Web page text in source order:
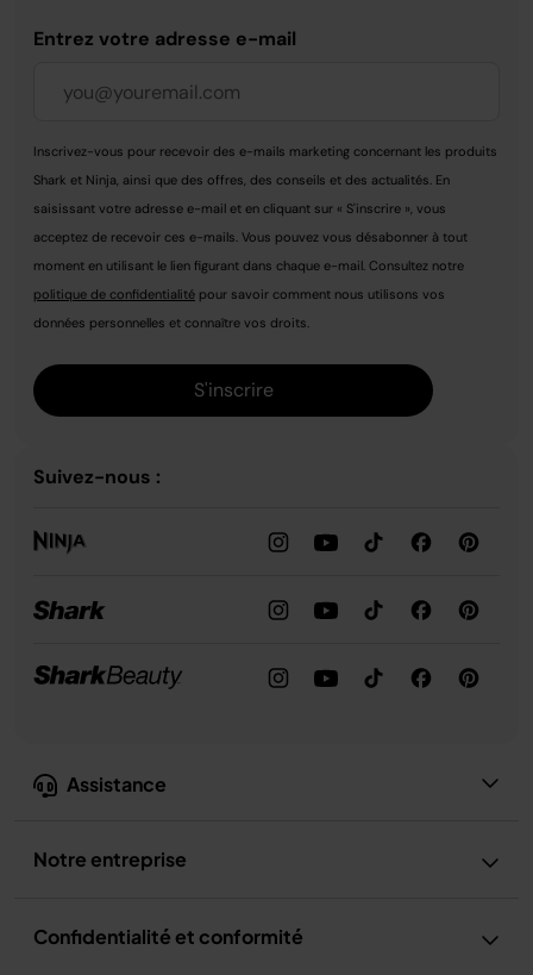
Assistance
Notre entreprise
Confidentialité et conformité
Entrez votre adresse e-mail
Inscrivez-vous pour recevoir des e-mails marketing concernant les produits
Shark et Ninja, ainsi que des offres, des conseils et des actualités. En
saisissant votre adresse e-mail et en cliquant sur « S'inscrire », vous
acceptez de recevoir ces e-mails. Vous pouvez vous désabonner à tout
moment en utilisant le lien figurant dans chaque e-mail. Consultez notre
politique de confidentialité pour savoir comment nous utilisons vos
données personnelles et connaître vos droits.
S'inscrire
Suivez-nous :